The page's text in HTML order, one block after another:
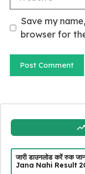
Save my
browser for
जारी डाउनलोड करें रुक
Jana Nahi Result